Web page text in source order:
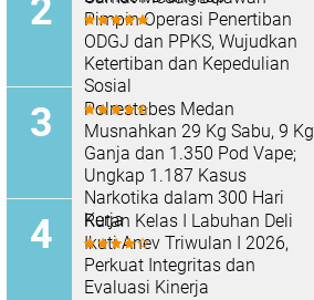
Pimpin Operasi Penertiban
ODGJ dan PPKS, Wujudkan
Ketertiban dan Kepedulian
Sosial
Polrestabes Medan
Musnahkan 29 Kg Sabu, 9 Kg
Ganja dan 1.350 Pod Vape;
Ungkap 1.187 Kasus
Narkotika dalam 300 Hari
Kerja
Rutan Kelas I Labuhan Deli
Ikuti Anev Triwulan I 2026,
Perkuat Integritas dan
Evaluasi Kinerja